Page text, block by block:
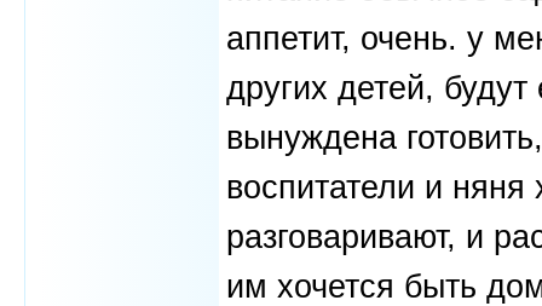
аппетит, очень. у
других детей,
вынуждена
воспитатели и
разговаривают, и
им хочется быть